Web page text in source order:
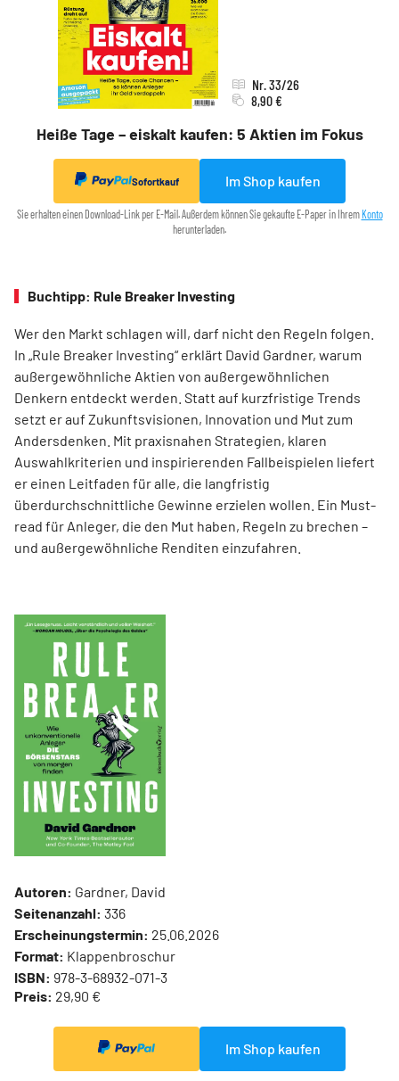
Heiße Tage – eiskalt kaufen: 5 Aktien im Fokus
Nr. 33/26
8,90 €
Sofortkauf Im Shop kaufen
Sie erhalten einen Download-Link per E-Mail. Außerdem können Sie gekaufte E-Paper in Ihrem Konto
herunterladen.
Buchtipp: Rule Breaker Investing
Wer den Markt schlagen will, darf nicht den Regeln folgen.
In „Rule Breaker Investing“ erklärt David Gardner, warum
außergewöhnliche Aktien von außer­gewöhnlichen
Denkern entdeckt werden. Statt auf kurzfristige Trends
setzt er auf Zukunftsvisionen, Innovation und Mut zum
Andersdenken. Mit praxisnahen Strategien, klaren
Auswahlkriterien und inspirierenden Fallbeispielen liefert
er einen Leit­faden für alle, die langfristig
überdurchschnittliche Gewinne erzielen wollen. Ein Must-
read für Anleger, die den Mut haben, Regeln zu brechen –
und außergewöhnliche Renditen einzufahren.
Autoren: Gardner, David
Seitenanzahl: 336
Erscheinungstermin: 25.06.2026
Format: Klappenbroschur
ISBN: 978-3-68932-071-3
Preis: 29,90 €
Im Shop kaufen